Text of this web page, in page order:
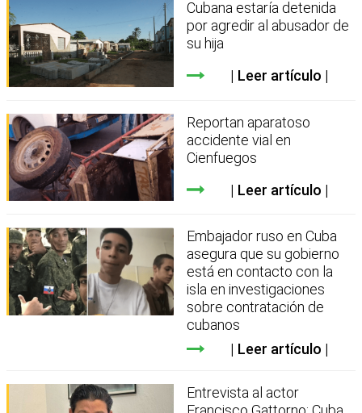
Cubana estaría detenida
por agredir al abusador de
su hija
Leer artículo
Reportan aparatoso
accidente vial en
Cienfuegos
Leer artículo
Embajador ruso en Cuba
asegura que su gobierno
está en contacto con la
isla en investigaciones
sobre contratación de
cubanos
Leer artículo
Entrevista al actor